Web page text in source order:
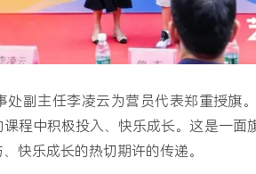
处副主任李凌云为营员代表郑重授旗
程中积极投入、快乐成长。这是一面
快乐成长的热切期许的传递。